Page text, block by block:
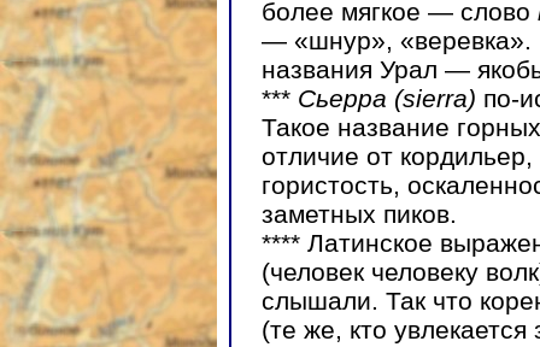
более мягкое — слово
— «шнур», «веревка».
названия Урал —
*** Сьерра (sierra) по-
Такое название
отличие от
гористость,
заметных пиков.
**** Латинское
(человек человеку
слышали. Так что
(те же, кто